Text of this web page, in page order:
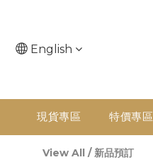
English
現貨專區 特價專區
View All /新品預訂